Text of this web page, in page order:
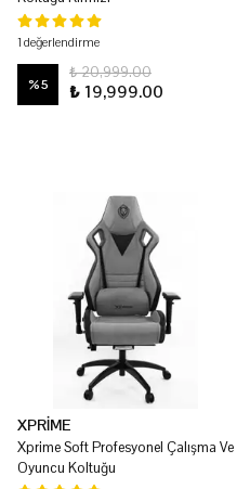
1 değerlendirme
%5
₺ 20,999.00
₺ 19,999.00
XPRİME
Xprime Soft Profesyonel Çalışma Ve
Oyuncu Koltuğu